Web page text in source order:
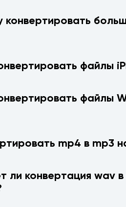
конвертировать
файлы
файлы
mp4 в mp3
ли конвертация wav